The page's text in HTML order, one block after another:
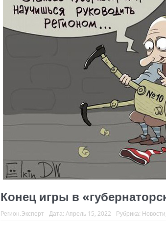
Конец игры в
Регион.Эксперт Дата: Апрель 15, 2022 Рубрика: Новости